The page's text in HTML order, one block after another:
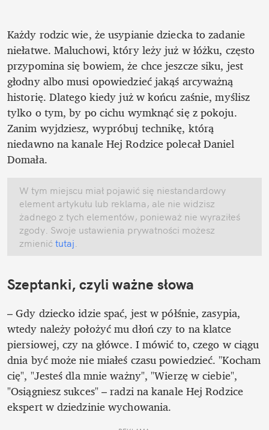
Każdy rodzic wie, że usypianie dziecka to zadanie
niełatwe. Maluchowi, który leży już w łóżku, często
przypomina się bowiem, że chce jeszcze siku, jest
głodny albo musi opowiedzieć jakąś arcyważną
historię. Dlatego kiedy już w końcu zaśnie, myślisz
tylko o tym, by po cichu wymknąć się z pokoju.
Zanim wyjdziesz, wypróbuj technikę, którą
niedawno na kanale Hej Rodzice polecał Daniel
Domała.
W tym miejscu miał pojawić się niestandardowy
element artykułu lub reklama, ale nie widzisz
żadnego z tych elementów, ponieważ nie wyraziłeś
zgody. Swoje ustawienia prywatności możesz
zmienić tutaj
Szeptanki, czyli ważne słowa
– Gdy dziecko idzie spać, jest w półśnie, zasypia,
wtedy należy położyć mu dłoń czy to na klatce
piersiowej, czy na główce. I mówić to, czego w ciągu
dnia być może nie miałeś czasu powiedzieć. "Kocham
cię", "Jesteś dla mnie ważny", "Wierzę w ciebie",
"Osiągniesz sukces" – radzi na kanale Hej Rodzice
ekspert w dziedzinie wychowania.